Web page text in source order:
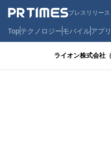
プレスリリー
Topテクノロジーモバイルアプリ
ライオン株式会社